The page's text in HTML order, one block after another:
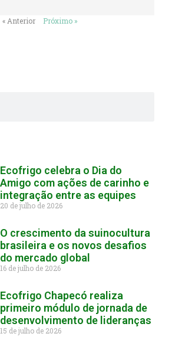
« Anterior Próximo »
Ecofrigo celebra o Dia do
Amigo com ações de carinho e
integração entre as equipes
20 de julho de 2026
O crescimento da suinocultura
brasileira e os novos desafios
do mercado global
16 de julho de 2026
Ecofrigo Chapecó realiza
primeiro módulo de jornada de
desenvolvimento de lideranças
15 de julho de 2026